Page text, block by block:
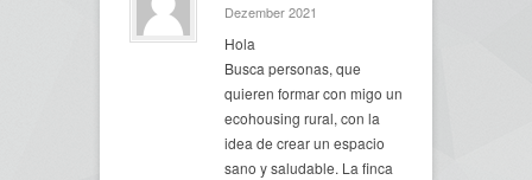
Dezember 2021
Hola
Busca personas, que
quieren formar con migo un
ecohousing rural, con la
idea de crear un espacio
sano y saludable. La finca